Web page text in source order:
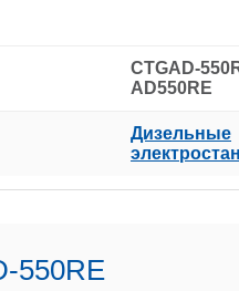
CTGAD-
AD550RE
Дизельные
550RE